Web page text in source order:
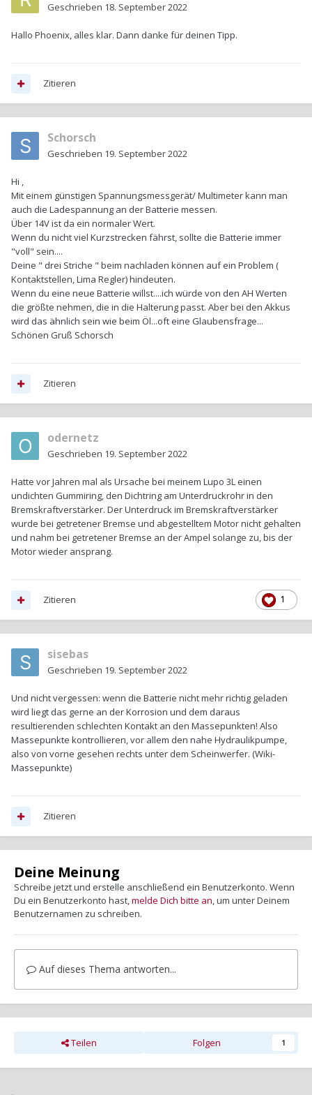
Geschrieben 18. September 2022
Hallo Phoenix, alles klar. Dann danke für deinen Tipp.
Zitieren
Schorsch
Geschrieben 19. September 2022
Hi ,
Mit einem günstigen Spannungsmessgerät/ Multimeter kann man
auch die Ladespannung an der Batterie messen.
Über 14V ist da ein normaler Wert.
Wenn du nicht viel Kurzstrecken fährst, sollte die Batterie immer
"voll" sein....
Deine " drei Striche " beim nachladen können auf ein Problem (
Kontaktstellen, Lima Regler) hindeuten.
Wenn du eine neue Batterie willst....ich würde von den AH Werten
die größte nehmen, die in die Halterung passt. Aber bei den Akkus
wird das ähnlich sein wie beim Öl...oft eine Glaubensfrage...
Schönen Gruß Schorsch
Zitieren
odernetz
Geschrieben 19. September 2022
Hatte vor Jahren mal als Ursache bei meinem Lupo 3L einen
undichten Gummiring, den Dichtring am Unterdruckrohr in den
Bremskraftverstärker. Der Unterdruck im Bremskraftverstärker
wurde bei getretener Bremse und abgestelltem Motor nicht gehalten
und nahm bei getretener Bremse an der Ampel solange zu, bis der
Motor wieder ansprang.
1
Zitieren
sisebas
Geschrieben 19. September 2022
Und nicht vergessen: wenn die Batterie nicht mehr richtig geladen
wird liegt das gerne an der Korrosion und dem daraus
resultierenden schlechten Kontakt an den Massepunkten! Also
Massepunkte kontrollieren, vor allem den nahe Hydraulikpumpe,
also von vorne gesehen rechts unter dem Scheinwerfer. (Wiki-
Massepunkte)
Zitieren
Deine Meinung
Schreibe jetzt und erstelle anschließend ein Benutzerkonto. Wenn
Du ein Benutzerkonto hast,melde Dich bitte an, um unter Deinem
Benutzernamen zu schreiben.
Auf dieses Thema antworten...
Teilen Folgen 1